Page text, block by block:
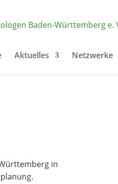
Aktuelles Netzwerke
in